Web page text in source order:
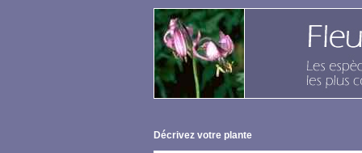
Décrivez votre plante